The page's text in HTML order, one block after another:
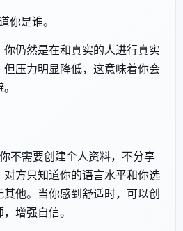
你是谁。
仍然是在和真实的人进行真实
压力明显降低，这意味着你会
不需要创建个人资料，不分享
方只知道你的语言水平和你选
他。当你感到舒适时，可以创
增强自信。